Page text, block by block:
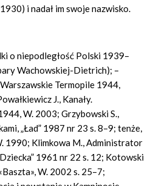
i nadał im swoje nazwisko.
o niepodległość Polski 1939–
Wachowskiej-Dietrich); –
Warszawskie Termopile 1944,
J., Kanały.
W. 2003; Grzybowski S.,
„Ład” 1987 nr 23 s. 8–9; tenże,
1990; Klimkowa M., Administrator
1961 nr 22 s. 12; Kotowski
W. 2002 s. 25–7;